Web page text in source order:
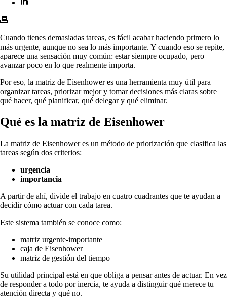
Cuando tienes demasiadas tareas, es fácil acabar haciendo primero lo
más urgente, aunque no sea lo más importante. Y cuando eso se repite,
aparece una sensación muy común: estar siempre ocupado, pero
avanzar poco en lo que realmente importa.
Por eso, la matriz de Eisenhower es una herramienta muy útil para
organizar tareas, priorizar mejor y tomar decisiones más claras sobre
qué hacer, qué planificar, qué delegar y qué eliminar.
Qué es la matriz de Eisenhower
La matriz de Eisenhower es un método de priorización que clasifica las
tareas según dos criterios:
urgencia
importancia
A partir de ahí, divide el trabajo en cuatro cuadrantes que te ayudan a
decidir cómo actuar con cada tarea.
Este sistema también se conoce como:
matriz urgente-importante
caja de Eisenhower
matriz de gestión del tiempo
Su utilidad principal está en que obliga a pensar antes de actuar. En vez
de responder a todo por inercia, te ayuda a distinguir qué merece tu
atención directa y qué no.